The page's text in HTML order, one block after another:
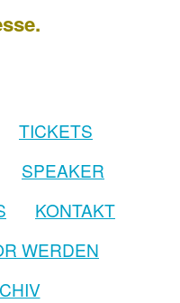
TICKETS
SPEAKER
KONTAKT
WERDEN